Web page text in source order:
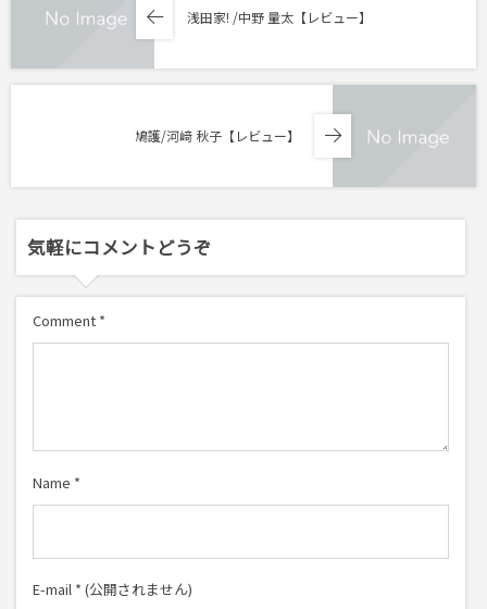
浅田家! /中野 量太【レビュー】
鳩護/河﨑 秋子【レビュー】
気軽にコメントどうぞ
Comment *
Name *
E-mail * (公開されません)